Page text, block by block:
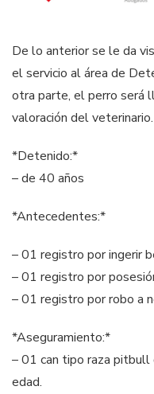
De lo anterior se le da
el servicio al área de
otra parte, el perro será
valoración del veterinario.
*Detenido:*
– de 40 años
*Antecedentes:*
– 01 registro por ingerir
– 01 registro por
– 01 registro por robo a
*Aseguramiento:*
– 01 can tipo raza
edad.